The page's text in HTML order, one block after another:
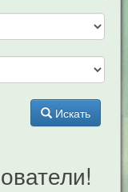
Искать